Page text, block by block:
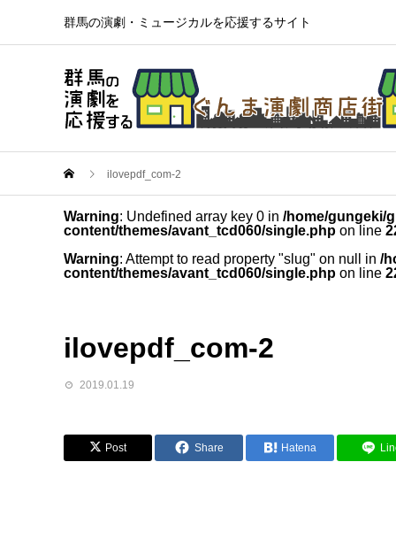
群馬の演劇・ミュージカルを応援するサイト
ilovepdf_com-2
Warning: Undefined array key 0 in /home/gungeki/
content/themes/avant_tcd060/single.php on line
Warning: Attempt to read property "slug" on null in /
content/themes/avant_tcd060/single.php on line
ilovepdf_com-2
2019.01.19
Post Share Hatena